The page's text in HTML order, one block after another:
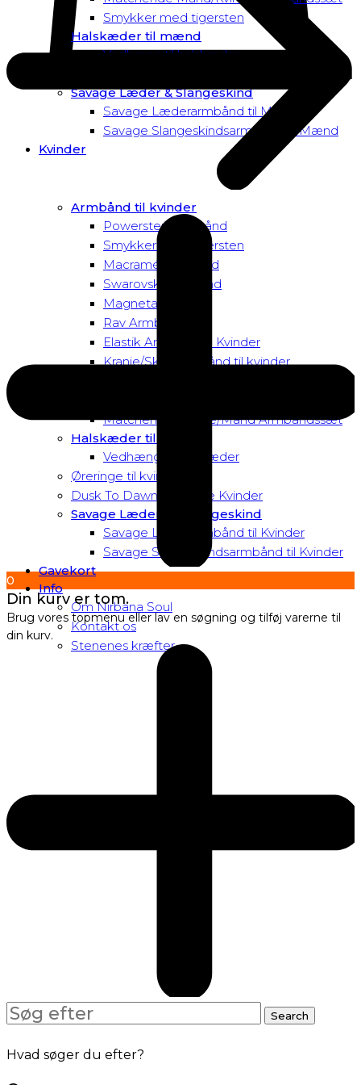
Smykker med tigersten
Halskæder til mænd
Vedhæng til halskæder
Savage Læder & Slangeskind
Savage Læderarmbånd til Mænd
Savage Slangeskindsarmbånd til Mænd
Kvinder
Armbånd til kvinder
Powersten Armbånd
Smykker med tigersten
Macramé Armbånd
Swarovski Armbånd
Magnetarmbånd
Rav Armbånd
Elastik Armbånd til Kvinder
Kranie/Skull Armbånd til kvinder
Matchende Kvinde/Mand Armbåndssæt
Halskæder til Kvinder
Vedhæng til halskæder
Øreringe til kvinder
Dusk To Dawn Exclusive Kvinder
Savage Læder og Slangeskind
Savage Læderarmbånd til Kvinder
Savage Slangeskindsarmbånd til Kvinder
Gavekort
Info
Om Nirbana Soul
Kontakt os
Stenenes kræfter
0
Din kurv er tom.
Brug vores topmenu eller lav en søgning og tilføj varerne til
din kurv.
Search
for:
Search
Hvad søger du efter?